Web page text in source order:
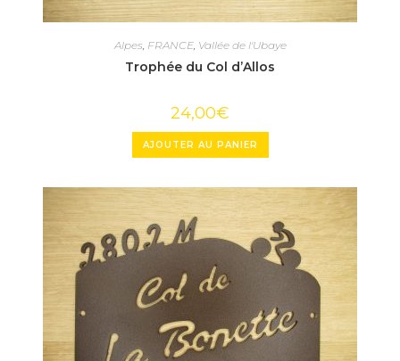
Alpes, FRANCE, Vallée de l'Ubaye
Trophée du Col d’Allos
24,00€
AJOUTER AU PANIER